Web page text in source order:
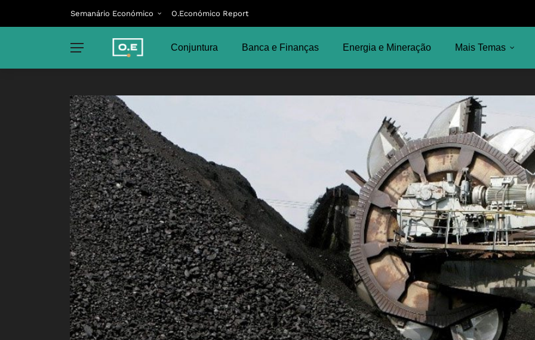
Semanário Económico O.Económico Report
Conjuntura Banca e Finanças Energia e Mineração Mais Temas